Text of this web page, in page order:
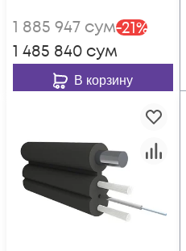
1 885 947 сум-21%
1 485 840 сум
В корзину